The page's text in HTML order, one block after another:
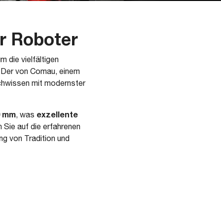
Roboter
die vielfältigen
von Comau, einem
mit modernster
, was exzellente
Sie auf die erfahrenen
von Tradition und